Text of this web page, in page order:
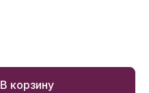
В корзину